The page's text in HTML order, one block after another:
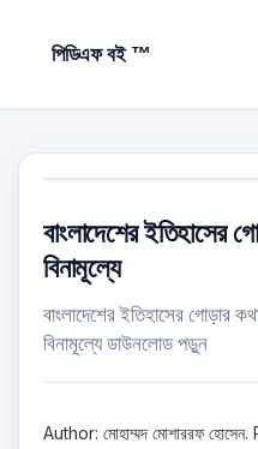
পিডিএফ বই ™
বাংলাদেশের ইতিহাসের
বিনামূল্যে
বাংলাদেশের ইতিহাসের গোড়ার
বিনামূল্যে ডাউনলোড পড়ুন
Author: মোহাম্মদ মোশাররফ